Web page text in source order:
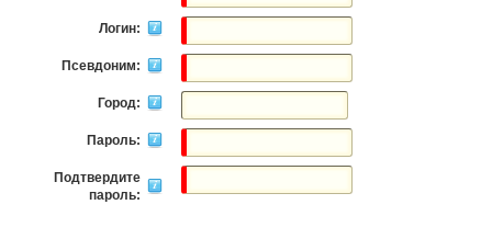
Логин:
Псевдоним:
Город:
Пароль:
Подтвердите
пароль: